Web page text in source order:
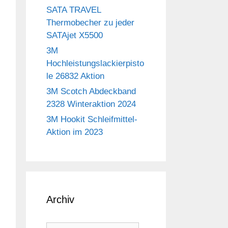
SATA TRAVEL
Thermobecher zu jeder
SATAjet X5500
3M
Hochleistungslackierpisto
le 26832 Aktion
3M Scotch Abdeckband
2328 Winteraktion 2024
3M Hookit Schleifmittel-
Aktion im 2023
Archiv